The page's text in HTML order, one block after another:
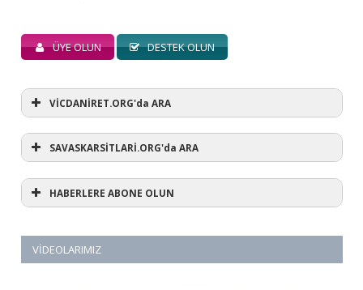
ÜYE OLUN DESTEK OLUN
VİCDANİRET.ORG'da ARA
SAVASKARSİTLARİ.ORG'da ARA
HABERLERE ABONE OLUN
VIDEOLARIMIZ